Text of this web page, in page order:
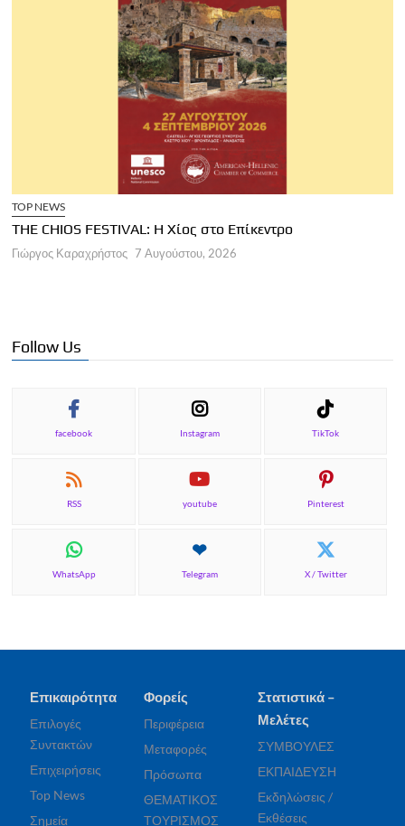
TOP NEWS
THE CHIOS FESTIVAL: Η Χίος στο Επίκεντρο
Γιώργος Καραχρήστος 7 Αυγούστου, 2026
Follow Us
facebook Instagram TikTok
RSS youtube Pinterest
WhatsApp Telegram X / Twitter
Επικαιρότητα
Επιλογές
Συντακτών
Επιχειρήσεις
Top News
Σημεία
Φορείς
Περιφέρεια
Μεταφορές
Πρόσωπα
ΘΕΜΑΤΙΚΟΣ
ΤΟΥΡΙΣΜΟΣ
Στατιστικά –
Μελέτες
ΣΥΜΒΟΥΛΕΣ
ΕΚΠΑΙΔΕΥΣΗ
Εκδηλώσεις /
Εκθέσεις